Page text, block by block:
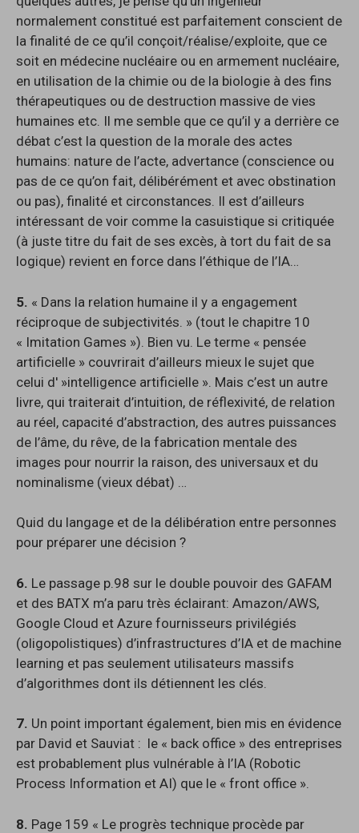
normalement constitué est parfaitement conscient de
la finalité de ce qu’il conçoit/réalise/exploite, que ce
soit en médecine nucléaire ou en armement nucléaire,
en utilisation de la chimie ou de la biologie à des fins
thérapeutiques ou de destruction massive de vies
humaines etc. Il me semble que ce qu’il y a derrière ce
débat c’est la question de la morale des actes
humains: nature de l’acte, advertance (conscience ou
pas de ce qu’on fait, délibérément et avec obstination
ou pas), finalité et circonstances. Il est d’ailleurs
intéressant de voir comme la casuistique si critiquée
(à juste titre du fait de ses excès, à tort du fait de sa
logique) revient en force dans l’éthique de l’IA…
5. « Dans la relation humaine il y a engagement
réciproque de subjectivités. » (tout le chapitre 10
« Imitation Games »). Bien vu. Le terme « pensée
artificielle » couvrirait d’ailleurs mieux le sujet que
celui d' »intelligence artificielle ». Mais c’est un autre
livre, qui traiterait d’intuition, de réflexivité, de relation
au réel, capacité d’abstraction, des autres puissances
de l’âme, du rêve, de la fabrication mentale des
images pour nourrir la raison, des universaux et du
nominalisme (vieux débat) …
Quid du langage et de la délibération entre personnes
pour préparer une décision ?
6. Le passage p.98 sur le double pouvoir des GAFAM
et des BATX m’a paru très éclairant: Amazon/AWS,
Google Cloud et Azure fournisseurs privilégiés
(oligopolistiques) d’infrastructures d’IA et de machine
learning et pas seulement utilisateurs massifs
d’algorithmes dont ils détiennent les clés.
7. Un point important également, bien mis en évidence
par David et Sauviat : le « back office » des entreprises
est probablement plus vulnérable à l’IA (Robotic
Process Information et AI) que le « front office ».
8. Page 159 « Le progrès technique procède par